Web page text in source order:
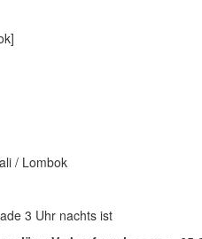
/ Lombok
3 Uhr nachts ist